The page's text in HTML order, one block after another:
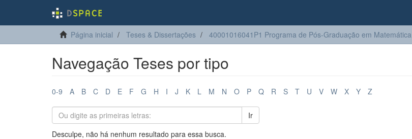
Página inicial Teses & Dissertações 40001016041P1 Programa de Pós-Graduação em Matemática
Navegação Teses por tipo
0-9 A B C D E F G H I J K L M N O P Q R S T U V W X Y Z
Ir
Desculpe, não há nenhum resultado para essa busca.